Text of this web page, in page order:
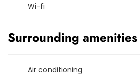
Wi-fi
Surrounding amenities
Air conditioning